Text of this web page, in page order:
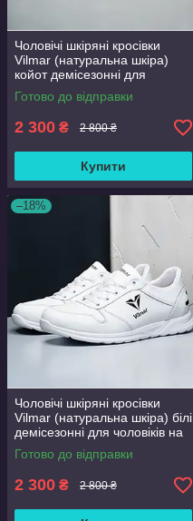
Чоловічі шкіряні кросівки
Vilmar (натуральна шкіра)
койот демісезонні для
чоловіків на весну осінь,
розмір 39 40 41 42 43 44 45
Готово до відправки
2 300 ₴ 2 800 ₴
Купити
–18%
Чоловічі шкіряні кросівки
Vilmar (натуральна шкіра) білі
демісезонні для чоловіків на
весну осінь, розмір 39 40 41
42 43 44 45 46
Готово до відправки
2 300 ₴ 2 800 ₴